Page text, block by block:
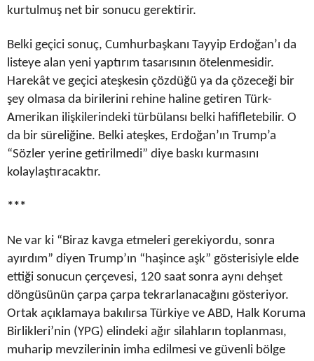
kurtulmuş net bir sonucu gerektirir.
Belki geçici sonuç, Cumhurbaşkanı Tayyip Erdoğan’ı da
listeye alan yeni yaptırım tasarısının ötelenmesidir.
Harekât ve geçici ateşkesin çözdüğü ya da çözeceği bir
şey olmasa da birilerini rehine haline getiren Türk-
Amerikan ilişkilerindeki türbülansı belki hafifletebilir. O
da bir süreliğine. Belki ateşkes, Erdoğan’ın Trump’a
“Sözler yerine getirilmedi” diye baskı kurmasını
kolaylaştıracaktır.
***
Ne var ki “Biraz kavga etmeleri gerekiyordu, sonra
ayırdım” diyen Trump’ın “haşince aşk” gösterisiyle elde
ettiği sonucun çerçevesi, 120 saat sonra aynı dehşet
döngüsünün çarpa çarpa tekrarlanacağını gösteriyor.
Ortak açıklamaya bakılırsa Türkiye ve ABD, Halk Koruma
Birlikleri’nin (YPG) elindeki ağır silahların toplanması,
muharip mevzilerinin imha edilmesi ve güvenli bölge